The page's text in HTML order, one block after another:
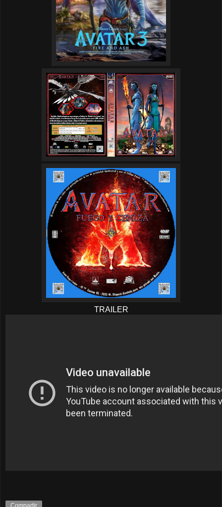
TRAILER
Compartir